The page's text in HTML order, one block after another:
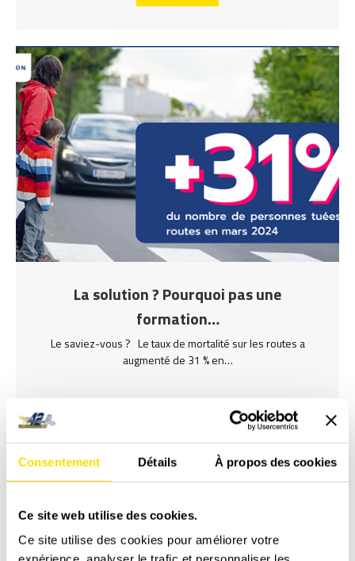
Consentement Détails À propos des cookies
Ce site web utilise des cookies.
Ce site utilise des cookies pour améliorer votre
La solution ? Pourquoi pas une
formation…
Le saviez-vous ? Le taux de mortalité sur les routes a
augmenté de 31 % en…